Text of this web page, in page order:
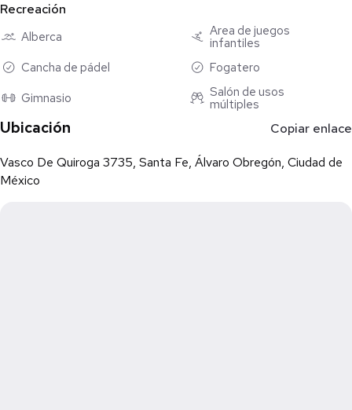
Recreación
Alberca
Área de juegos
infantiles
Cancha de pádel
Fogatero
Gimnasio
Salón de usos
múltiples
Ubicación Copiar enlace
Vasco De Quiroga 3735, Santa Fe, Álvaro Obregón, Ciudad de
México